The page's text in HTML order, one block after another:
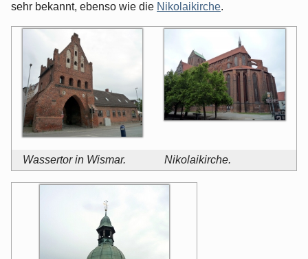
sehr bekannt, ebenso wie die Nikolaikirche.
Wassertor in Wismar. Nikolaikirche.